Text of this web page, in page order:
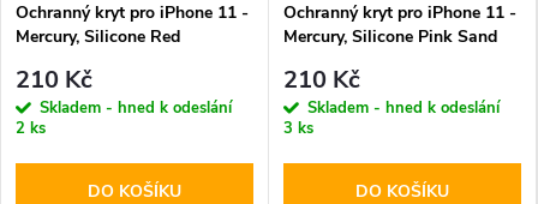
Ochranný kryt pro iPhone 11 -
Mercury, Silicone Red
210 Kč
Skladem - hned k odeslání
2 ks
DO KOŠÍKU
Ochranný kryt pro iPhone 11 -
Mercury, Silicone Pink Sand
210 Kč
Skladem - hned k odeslání
3 ks
DO KOŠÍKU